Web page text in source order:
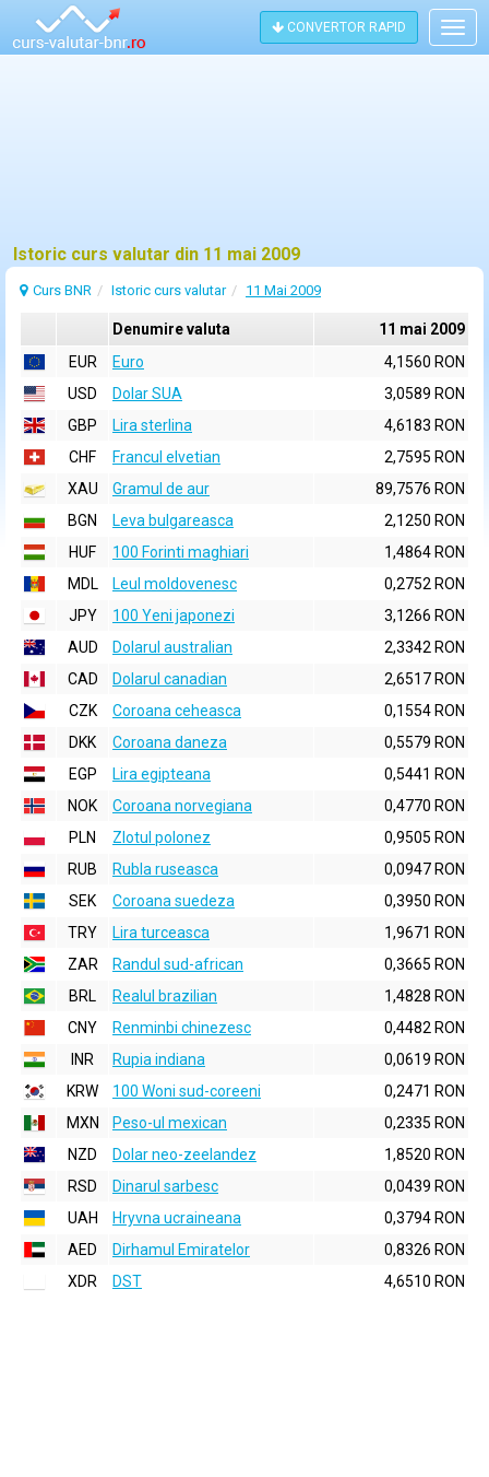
CONVERTOR RAPID
Istoric curs valutar din 11 mai 2009
Curs BNR Istoric curs valutar 11 Mai 2009
Denumire valuta
11 mai 2009
EUR
Euro
4,1560 RON
USD
Dolar SUA
3,0589 RON
GBP
Lira sterlina
4,6183 RON
CHF
Francul elvetian
2,7595 RON
XAU
Gramul de aur
89,7576 RON
BGN
Leva bulgareasca
2,1250 RON
HUF
100 Forinti maghiari
1,4864 RON
MDL
Leul moldovenesc
0,2752 RON
JPY
100 Yeni japonezi
3,1266 RON
AUD
Dolarul australian
2,3342 RON
CAD
Dolarul canadian
2,6517 RON
CZK
Coroana ceheasca
0,1554 RON
DKK
Coroana daneza
0,5579 RON
EGP
Lira egipteana
0,5441 RON
NOK
Coroana norvegiana
0,4770 RON
PLN
Zlotul polonez
0,9505 RON
RUB
Rubla ruseasca
0,0947 RON
SEK
Coroana suedeza
0,3950 RON
TRY
Lira turceasca
1,9671 RON
ZAR
Randul sud-african
0,3665 RON
BRL
Realul brazilian
1,4828 RON
CNY
Renminbi chinezesc
0,4482 RON
INR
Rupia indiana
0,0619 RON
KRW
100 Woni sud-coreeni
0,2471 RON
MXN
Peso-ul mexican
0,2335 RON
NZD
Dolar neo-zeelandez
1,8520 RON
RSD
Dinarul sarbesc
0,0439 RON
UAH
Hryvna ucraineana
0,3794 RON
AED
Dirhamul Emiratelor
0,8326 RON
XDR
DST 4,6510 RON